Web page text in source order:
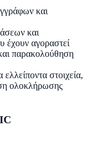
και
και
έχουν αγοραστεί
παρακολούθηση
στοιχεία,
ολοκλήρωσης